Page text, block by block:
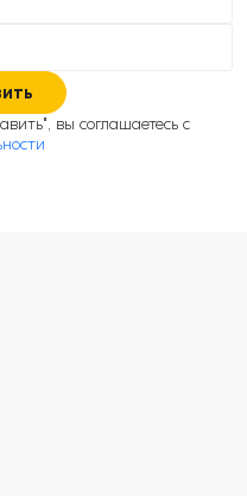
вы соглашаетесь с